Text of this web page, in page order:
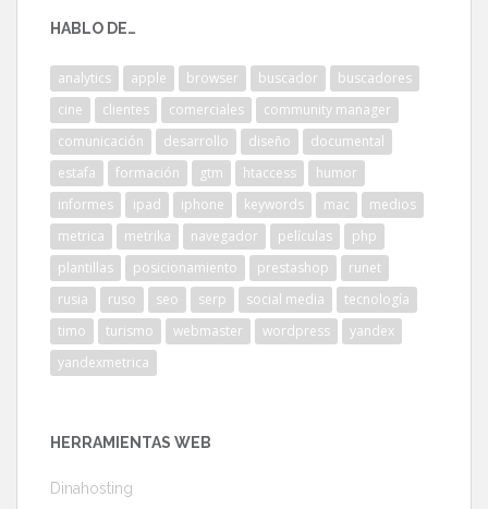
HABLO DE…
analytics apple browser buscador
buscadores
cine
clientes comerciales
community manager
comunicación
desarrollo diseño
documental
estafa
formación gtm htaccess
humor
informes
ipad iphone keywords mac
medios
metrica
metrika navegador películas
php
plantillas
posicionamiento prestashop
runet
rusia
ruso seo serp social media
tecnología
timo
turismo webmaster wordpress
yandex
yandexmetrica
HERRAMIENTAS WEB
Dinahosting